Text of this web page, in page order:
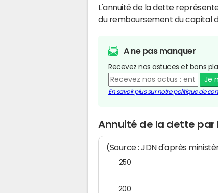
L'annuité de la dette
du remboursement du capital
A ne pas manquer
Recevez nos astuces et bons
Je
En savoir plus sur notre politique de
Annuité de la dette
(Source : JDN d'après
200
250